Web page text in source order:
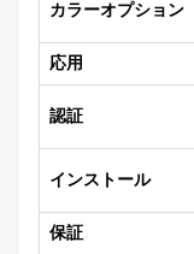
カラーオプション
応用
認証
インストール
保証